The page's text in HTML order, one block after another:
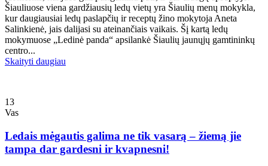
Šiauliuose viena gardžiausių ledų vietų yra Šiaulių menų mokykla,
kur daugiausiai ledų paslapčių ir receptų žino mokytoja Aneta
Salinkienė, jais dalijasi su ateinančiais vaikais. Šį kartą ledų
mokymuose „Ledinė panda“ apsilankė Šiaulių jaunųjų gamtininkų
centro...
Skaityti daugiau
13
Vas
Ledais mėgautis galima ne tik vasarą – žiemą jie
tampa dar gardesni ir kvapnesni!